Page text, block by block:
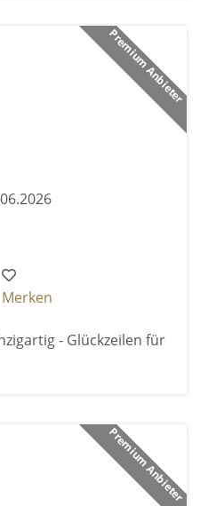
Premium Anbieter
Merken
- Glückzeilen für
Premium Anbieter